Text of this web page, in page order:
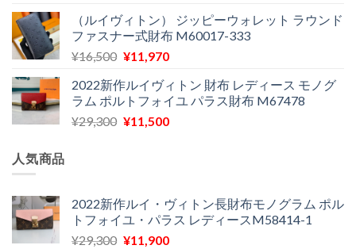
で
し
た。
¥12,900
で
す。
価
格
は
で
し
た。
の
価
格
¥11,580
で
す。
（ルイヴィトン） ジッピーウォレット ラウンド
ファスナー式財布 M60017-333
¥16,500 元
価
格
は
¥11,970現
の
価
格
2022新作ルイヴィトン 財布 レディース モノグ
ラム ポルトフォイユ パラス財布 M67478
¥29,300 元
¥29,300
で
し
¥11,500現
は
¥11,500
で
人気商品
2022新作ルイ・ヴィトン長財布モノグラム ポル
トフォイユ・パラス レディースM58414-1
¥29,300 元
¥11,900現